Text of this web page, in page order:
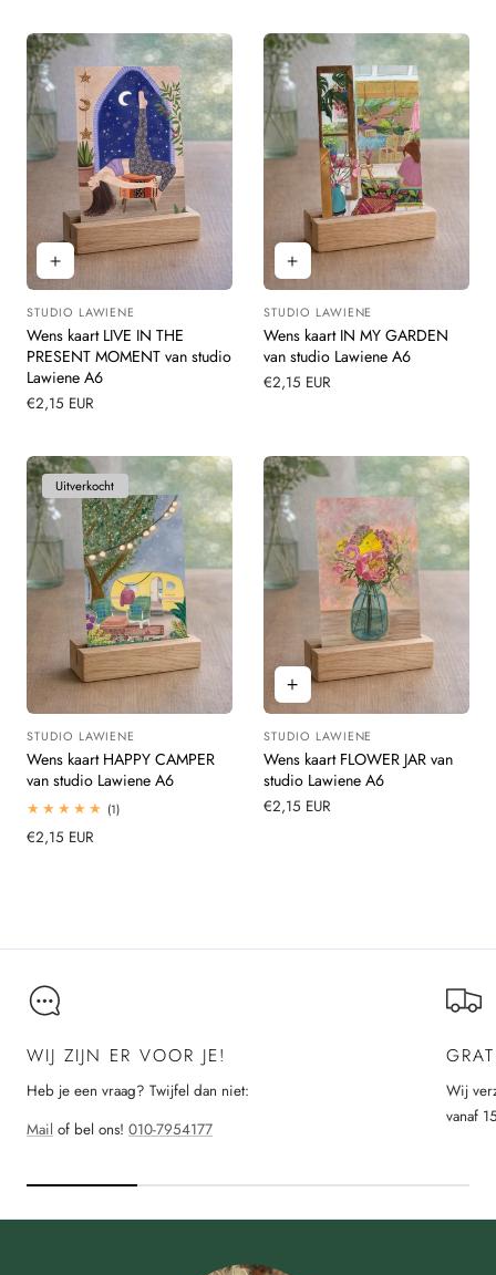
Leverancier:
STUDIO LAWIENE
Wens kaart LIVE IN THE
PRESENT MOMENT van studio
Lawiene A6
Normale
€2,15 EUR
Leverancier:
STUDIO LAWIENE
Wens kaart IN MY GARDEN
van studio Lawiene A6
Normale
€2,15 EUR
Uitverkocht
Leverancier:
STUDIO LAWIENE
Wens kaart HAPPY CAMPER
van studio Lawiene A6
(1)1
Normale
€2,15 EUR
Leverancier:
STUDIO LAWIENE
Wens kaart FLOWER JAR van
studio Lawiene A6
Normale
€2,15 EUR
WIJ ZIJN ER VOOR JE!
Heb je een vraag? Twijfel dan niet:
Mail of bel ons! 010-7954177
Wij
vanaf